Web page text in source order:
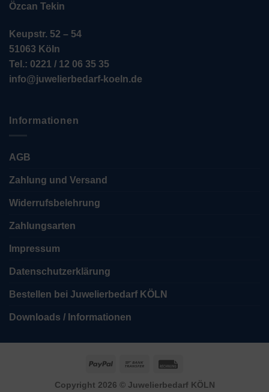
Özcan Tekin
Keupstr. 52 – 54
51063 Köln
Tel.: 0221 / 12 06 35 35
info@juwelierbedarf-koeln.de
Informationen
AGB
Zahlung und Versand
Widerrufsbelehrung
Zahlungsarten
Impressum
Datenschutzerklärung
Bestellen bei Juwelierbedarf KÖLN
Downloads / Informationen
PayPal
Bank
Copyright 2026 © Juwelierbedarf KÖLN